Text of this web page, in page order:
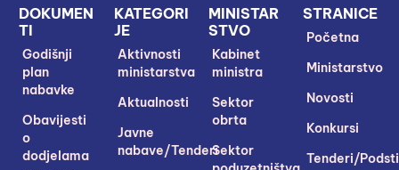
STRANICE
Početna
Ministarstvo
Novosti
Konkursi
Tenderi/
MINISTAR
STVO
Kabinet
ministra
Sektor
obrta
Sektor
KATEGORI
JE
Aktivnosti
ministarstva
Aktualnosti
Javne
nabave/Tenderi
DOKUMEN
TI
Godišnji
plan
nabavke
Obavijesti
o
dodjelama